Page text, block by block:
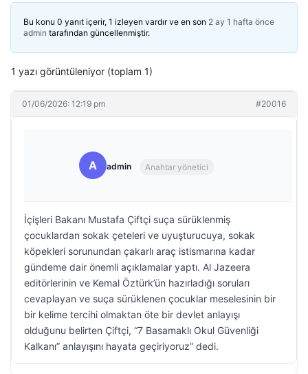
Bu konu 0 yanıt içerir, 1 izleyen vardır ve en son 2 ay 1 hafta önce
admin tarafından güncellenmiştir.
1 yazı görüntüleniyor (toplam 1)
01/06/2026: 12:19 pm #20016
A admin Anahtar yönetici
İçişleri Bakanı Mustafa Çiftçi suça sürüklenmiş
çocuklardan sokak çeteleri ve uyuşturucuya, sokak
köpekleri sorunundan çakarlı araç istismarına kadar
gündeme dair önemli açıklamalar yaptı. Al Jazeera
editörlerinin ve Kemal Öztürk’ün hazırladığı soruları
cevaplayan ve suça sürüklenen çocuklar meselesinin bir
bir kelime tercihi olmaktan öte bir devlet anlayışı
olduğunu belirten Çiftçi, “7 Basamaklı Okul Güvenliği
Kalkanı” anlayışını hayata geçiriyoruz” dedi.